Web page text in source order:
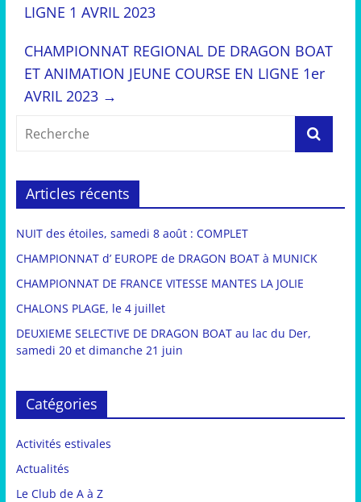
LIGNE 1 AVRIL 2023
CHAMPIONNAT REGIONAL DE DRAGON BOAT
ET ANIMATION JEUNE COURSE EN LIGNE 1er
AVRIL 2023 →
Articles récents
NUIT des étoiles, samedi 8 août : COMPLET
CHAMPIONNAT d’ EUROPE de DRAGON BOAT à MUNICK
CHAMPIONNAT DE FRANCE VITESSE MANTES LA JOLIE
CHALONS PLAGE, le 4 juillet
DEUXIEME SELECTIVE DE DRAGON BOAT au lac du Der,
samedi 20 et dimanche 21 juin
Catégories
Activités estivales
Actualités
Le Club de A à Z